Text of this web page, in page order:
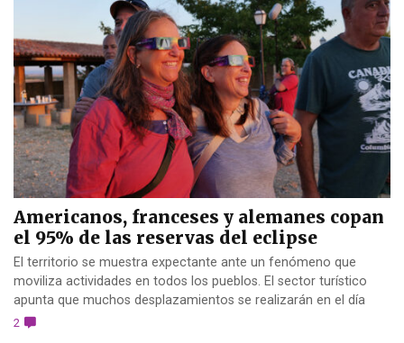
Americanos, franceses y alemanes copan
el 95% de las reservas del eclipse
El territorio se muestra expectante ante un fenómeno que
moviliza actividades en todos los pueblos. El sector turístico
apunta que muchos desplazamientos se realizarán en el día
2